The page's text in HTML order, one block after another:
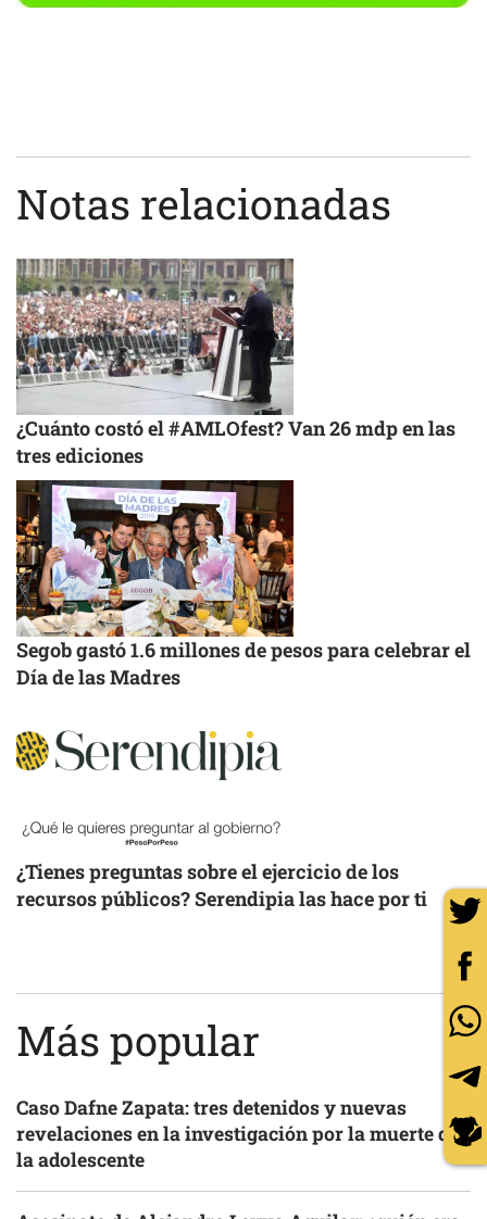
Notas relacionadas
¿Cuánto costó el #AMLOfest? Van 26 mdp en las
tres ediciones
Segob gastó 1.6 millones de pesos para celebrar el
Día de las Madres
¿Tienes preguntas sobre el ejercicio de los
recursos públicos? Serendipia las hace por ti
Más popular
Caso Dafne Zapata: tres detenidos y nuevas
revelaciones en la investigación por la muerte de
la adolescente